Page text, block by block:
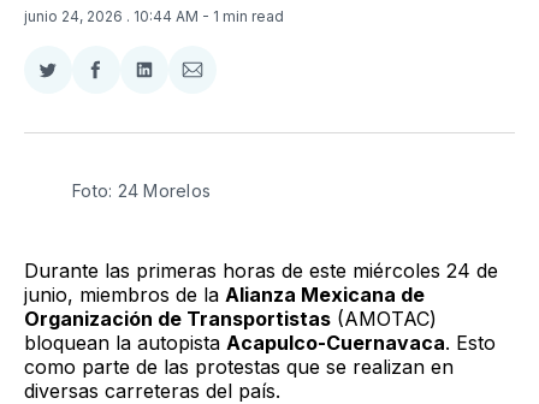
junio 24, 2026 . 10:44 AM - 1 min read
Compartir
Twitter
Compartir
Facebook
Compartir
LinkedIn
Compartir
Email
Foto: 24 Morelos
Durante las primeras horas de este miércoles 24 de
junio, miembros de la Alianza Mexicana de
Organización de Transportistas (AMOTAC)
bloquean la autopista Acapulco-Cuernavaca. Esto
como parte de las protestas que se realizan en
diversas carreteras del país.